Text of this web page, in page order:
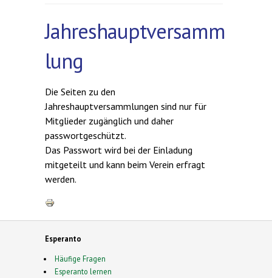
Jahreshauptversamm
lung
Die Seiten zu den
Jahreshauptversammlungen sind nur für
Mitglieder zugänglich und daher
passwortgeschützt.
Das Passwort wird bei der Einladung
mitgeteilt und kann beim Verein erfragt
werden.
Esperanto
Häufige Fragen
Esperanto lernen